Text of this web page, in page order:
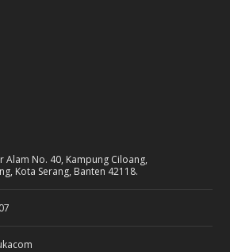
Alam No. 40, Kampung Ciloang,
Kota Serang, Banten 42118.